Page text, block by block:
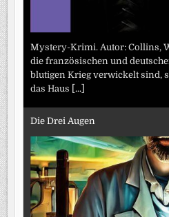
Mystery-Krimi. Autor: Collins,
die französischen und
blutigen Krieg verwickelt sind,
das Haus [...]
Die Drei Augen